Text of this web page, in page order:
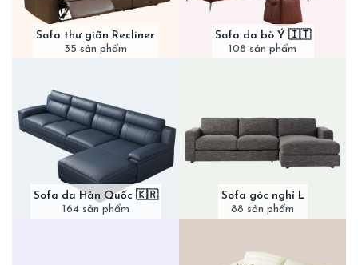
Sofa thư giãn Recliner
35 sản phẩm
Sofa da bò Ý 🇮🇹
108 sản phẩm
Sofa da Hàn Quốc 🇰🇷
164 sản phẩm
Sofa góc nghỉ L
88 sản phẩm